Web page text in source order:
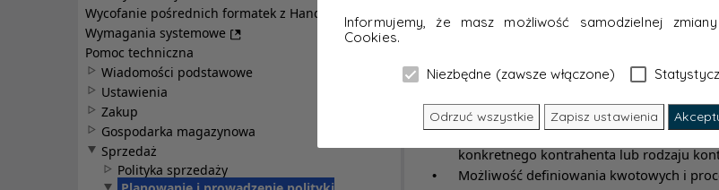
Informujemy, że masz możliwość samodzielnej
Cookies.
Niezbędne (zawsze włączone)
Odrzuć wszystkie Zapisz ustawienia